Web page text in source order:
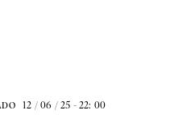
12 / 06 / 25 - 22: 00